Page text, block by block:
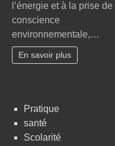
l’énergie et à la prise de
conscience
environnementale,…
En savoir plus
Pratique
santé
Scolarité